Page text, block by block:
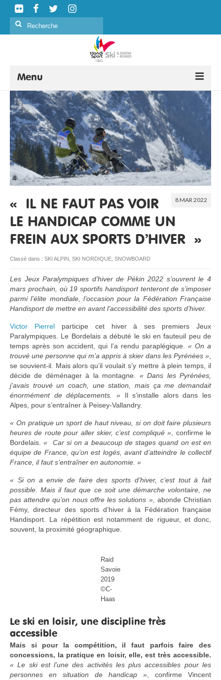
Rechercher
Menu
SKI ALPIN
SKI NORDIQUE
SNOWBOARD
CURLING
FORMATION
ÉVÉNEMENTS
CLASSIFICATION
RESSOURCES
8 MAR 2022
« IL NE FAUT PAS VOIR
LE HANDICAP COMME UN
FREIN AUX SPORTS D’HIVER »
Classé dans : SKI ALPIN SKI NORDIQUE SNOWBOARD
Les Jeux Paralympiques d’hiver de Pékin 2022 s’ouvrent le 4
mars prochain, où 19 sportifs handisport tenteront de s’imposer
parmi l’élite mondiale, l’occasion pour la Fédération Française
Handisport de mettre en avant l’accessibilité des sports d’hiver.
Victor Pierrelparticipe cet hiver à ses premiers Jeux
Paralympiques. Le Bordelais a débuté le ski en fauteuil peu de
temps après son accident, qui l’a rendu paraplégique. « On a
trouvé une personne qui m’a appris à skier dans les Pyrénées »
se souvient-il. Mais alors qu’il voulait s’y mettre à plein temps, il
décide de déménager à la montagne.
« Dans les Pyrénées,
j’avais trouvé un coach, une station, mais ça me demandait
énormément de déplacements. »Il s’installe alors dans les
Alpes, pour s’entraîner à Peisey-Vallandry.
« On pratique un sport de haut niveau, si on doit faire plusieurs
heures de route pour aller skier, c’est compliqué » , confirme le
Bordelais.« Car si on a beaucoup de stages quand on est en
équipe de France, qu’on est logés, avant d’atteindre le collectif
France, il faut s’entraîner en autonomie. »
« Si on a envie de faire des sports d’hiver, c’est tout à fait
possible. Mais il faut que ce soit une démarche volontaire, ne
pas attendre qu’on nous offre les solutions », abonde Christian
Fémy, directeur des sports d’hiver à la Fédération française
Handisport. La répétition est notamment de rigueur, et donc,
souvent, la proximité géographique.
Raid
Savoie
2019
©C-
Haas
Le ski en loisir, une discipline très
accessible
Mais si pour la compétition, il faut parfois faire des
concessions, la pratique en loisir, elle, est très accessible.
« Le ski est l’une des activités les plus accessibles pour les
personnes en situation de handicap », confirme Vincent